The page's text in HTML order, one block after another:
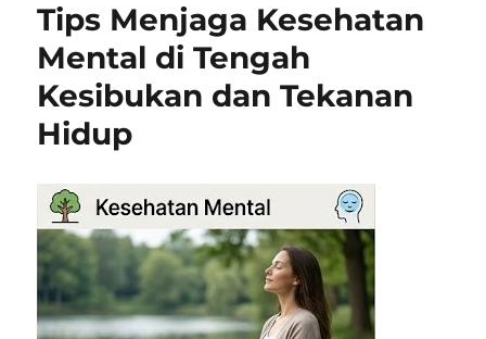
Tips Menjaga Kesehatan
Mental di Tengah
Kesibukan dan Tekanan
Hidup